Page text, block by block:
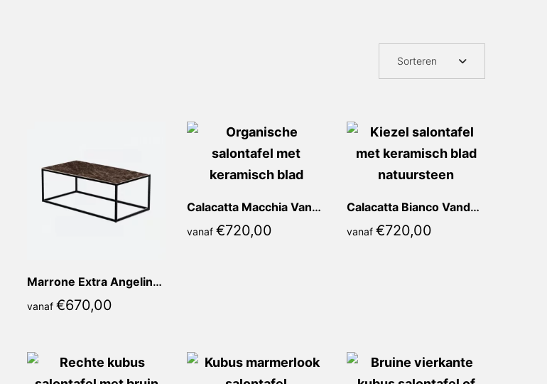
Sorteren
Marrone Extra Angelina Recht
vanaf €670,00
Calacatta Macchia Vanda Kiezel
vanaf €720,00
Calacatta Bianco Vanda Kiezel
vanaf €720,00